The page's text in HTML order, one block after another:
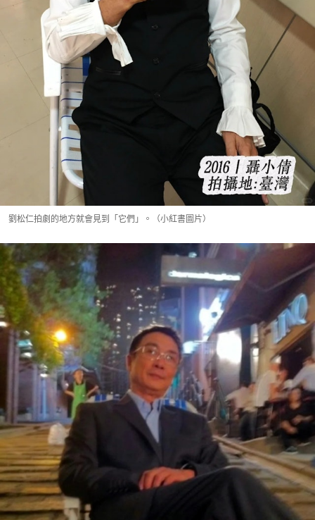
劉松仁拍劇的地方就會見到「它們」。（小紅書圖片）